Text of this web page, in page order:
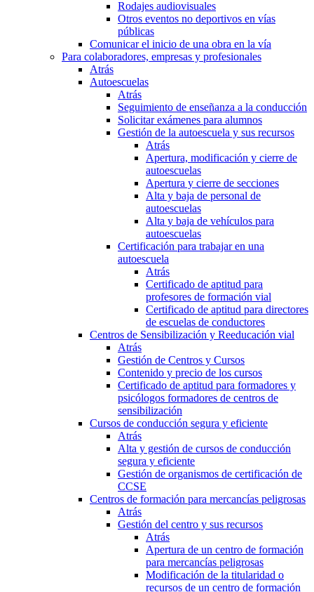
Rodajes audiovisuales
Otros eventos no deportivos en vías
públicas
Comunicar el inicio de una obra en la vía
Para colaboradores, empresas y profesionales
Atrás
Autoescuelas
Atrás
Seguimiento de enseñanza a la conducción
Solicitar exámenes para alumnos
Gestión de la autoescuela y sus recursos
Atrás
Apertura, modificación y cierre de
autoescuelas
Apertura y cierre de secciones
Alta y baja de personal de
autoescuelas
Alta y baja de vehículos para
autoescuelas
Certificación para trabajar en una
autoescuela
Atrás
Certificado de aptitud para
profesores de formación vial
Certificado de aptitud para directores
de escuelas de conductores
Centros de Sensibilización y Reeducación vial
Atrás
Gestión de Centros y Cursos
Contenido y precio de los cursos
Certificado de aptitud para formadores y
psicólogos formadores de centros de
sensibilización
Cursos de conducción segura y eficiente
Atrás
Alta y gestión de cursos de conducción
segura y eficiente
Gestión de organismos de certificación de
CCSE
Centros de formación para mercancías peligrosas
Atrás
Gestión del centro y sus recursos
Atrás
Apertura de un centro de formación
para mercancías peligrosas
Modificación de la titularidad o
recursos de un centro de formación